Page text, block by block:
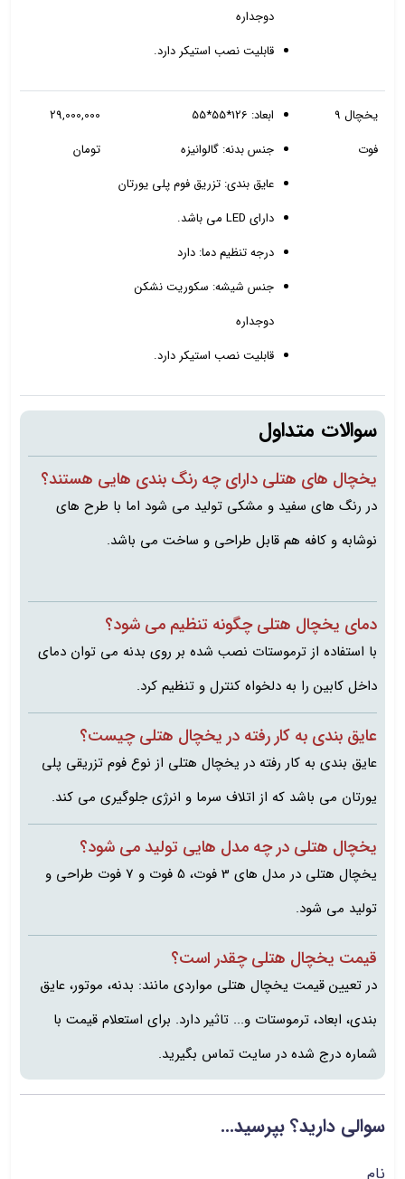
دوجداره
قابلیت نصب استیکر دارد.
یخچال 9
فوت
ابعاد: 126*55*55
جنس بدنه: گالوانیزه
عایق بندی: تزریق فوم پلی یورتان
دارای LED می باشد.
درجه تنظیم دما: دارد
جنس شیشه: سکوریت نشکن
دوجداره
قابلیت نصب استیکر دارد.
29,000,000
تومان
سوالات متداول
یخچال های هتلی دارای چه رنگ بندی هایی هستند؟
در رنگ های سفید و مشکی تولید می شود اما با طرح های
نوشابه و کافه هم قابل طراحی و ساخت می باشد.
دمای یخچال هتلی چگونه تنظیم می شود؟
با استفاده از ترموستات نصب شده بر روی بدنه می توان دمای
داخل کابین را به دلخواه کنترل و تنظیم کرد.
عایق بندی به کار رفته در یخچال هتلی چیست؟
عایق بندی به کار رفته در یخچال هتلی از نوع فوم تزریقی پلی
یورتان می باشد که از اتلاف سرما و انرژی جلوگیری می کند.
یخچال هتلی در چه مدل هایی تولید می شود؟
یخچال هتلی در مدل های 3 فوت، 5 فوت و 7 فوت طراحی و
تولید می شود.
قیمت یخچال هتلی چقدر است؟
در تعیین قیمت یخچال هتلی مواردی مانند: بدنه، موتور، عایق
بندی، ابعاد، ترموستات و... تاثیر دارد. برای استعلام قیمت با
شماره درج شده در سایت تماس بگیرید.
سوالی دارید؟ بپرسید...
نام